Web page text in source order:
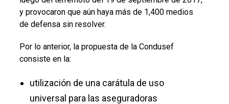
y provocaron que aún haya más de 1,400 medios
de defensa sin resolver.
Por lo anterior, la propuesta de la Condusef
consiste en la:
utilización de una carátula de uso
universal para las aseguradoras